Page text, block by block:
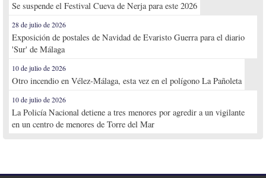
Se suspende el Festival Cueva de Nerja para este 2026
28 de julio de 2026
Exposición de postales de Navidad de Evaristo Guerra para el diario
'Sur' de Málaga
10 de julio de 2026
Otro incendio en Vélez-Málaga, esta vez en el polígono La Pañoleta
10 de julio de 2026
La Policía Nacional detiene a tres menores por agredir a un vigilante
en un centro de menores de Torre del Mar